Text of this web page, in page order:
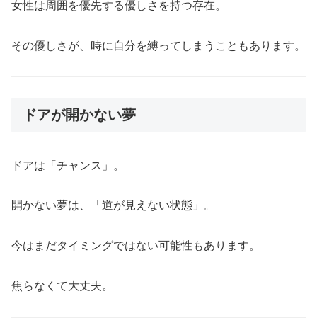
女性は周囲を優先する優しさを持つ存在。
その優しさが、時に自分を縛ってしまうこともあります。
ドアが開かない夢
ドアは「チャンス」。
開かない夢は、「道が見えない状態」。
今はまだタイミングではない可能性もあります。
焦らなくて大丈夫。